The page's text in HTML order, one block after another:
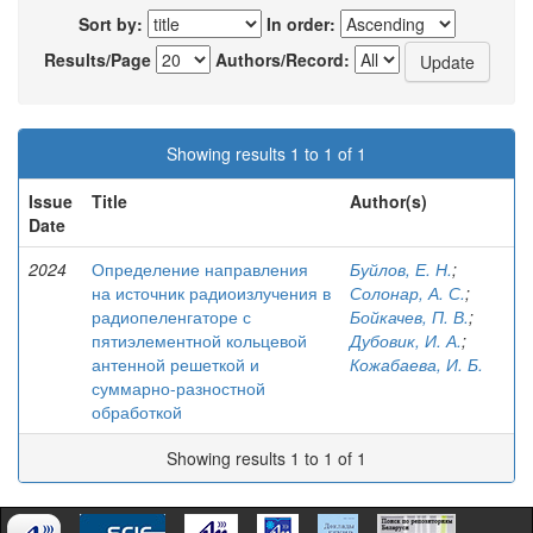
Sort by:
In order:
Results/Page
Authors/Record:
Showing results 1 to 1 of 1
Issue
Date
Title Author(s)
2024
Определение направления
на источник радиоизлучения в
радиопеленгаторе с
пятиэлементной кольцевой
антенной решеткой и
суммарно-разностной
обработкой
Буйлов, Е. Н.;
Солонар, А. С.;
Бойкачев, П. В.;
Дубовик, И. А.;
Кожабаева, И. Б.
Showing results 1 to 1 of 1